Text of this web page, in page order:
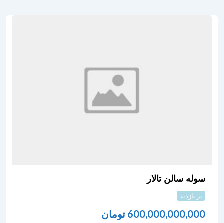
سوله سالن تالار
پر بازدید
600,000,000,000 تومان